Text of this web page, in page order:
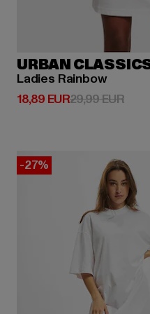
URBAN
Ladies Rainbow
18,89 EUR
Derzeitiger Preis: 18,89
29,99 EUR
-27%